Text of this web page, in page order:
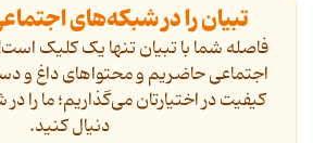
تبیان را در شبکه‌های
فاصله شما با تبیان تنها یک کلیک
اجتماعی حاضریم و محتواهای داغ و
کیفیت در اختیارتان می‌گذاریم؛ ما را
دنیال کنید.